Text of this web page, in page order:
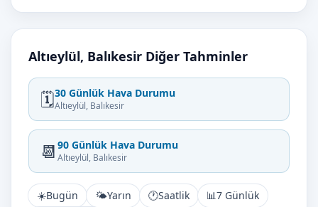
Altıeylül, Balıkesir Diğer Tahminler
🗓️30 Günlük Hava Durumu
Altıeylül, Balıkesir
📆 90 Günlük Hava Durumu
Altıeylül, Balıkesir
☀️Bugün 🌤️Yarın 🕐Saatlik 📊7 Günlük